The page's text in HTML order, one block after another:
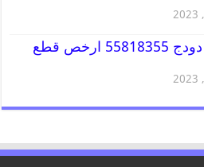
قطع غيار دودج 55818355 ارخص قطع